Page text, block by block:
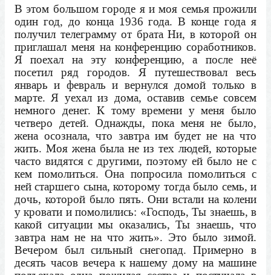
В этом большом городе я и моя семья прожили
один год, до конца 1936 года. В конце года я
получил телеграмму от брата Ни, в которой он
приглашал меня на конференцию соработников.
Я поехал на эту конференцию, а после неё
посетил ряд городов. Я путешествовал весь
январь и февраль и вернулся домой только в
марте. Я уехал из дома, оставив семье совсем
немного денег. К тому времени у меня было
четверо детей. Однажды, пока меня не было,
жена осознала, что завтра им будет не на что
жить. Моя жена была не из тех людей, которые
часто видятся с другими, поэтому ей было не с
кем помолиться. Она попросила помолиться с
ней старшего сына, которому тогда было семь, и
дочь, которой было пять. Они встали на колени
у кровати и помолились: «Господь, Ты знаешь, в
какой ситуации мы оказались, Ты знаешь, что
завтра нам не на что жить». Это было зимой.
Вечером был сильный снегопад. Примерно в
десять часов вечера к нашему дому на машине